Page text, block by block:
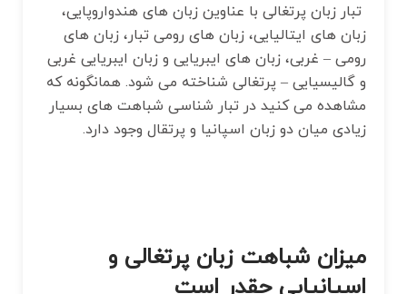
تبار زبان پرتغالی با عناوین زبان های هندواروپایی،
زبان های ایتالیایی، زبان های رومی تبار، زبان ‌های
رومی – غربی، زبان ‌های ایبریایی و زبان ایبریایی غربی
و گالیسیایی – پرتغالی شناخته می‌ شود. همانگونه که
مشاهده می کنید در تبار شناسی شباهت های بسیار
زیادی میان دو زبان اسپانیا و پرتقال وجود دارد.
میزان شباهت زبان پرتغالی و
اسپانیایی چقدر است